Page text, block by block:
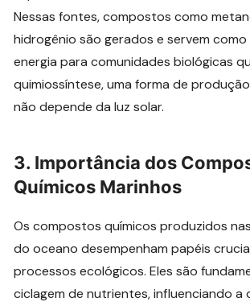
Nessas fontes, compostos como
hidrogênio são gerados e servem
energia para comunidades biológicas
quimiossíntese, uma forma de
não depende da luz solar.
3. Importância dos
Químicos Marinhos
Os compostos químicos produzidos
do oceano desempenham papéis
processos ecológicos. Eles são
ciclagem de nutrientes, influenciando a